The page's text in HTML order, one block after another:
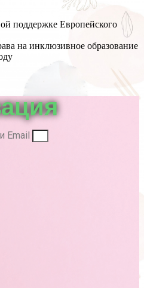
поддержке Европейского
на инклюзивное образование
Email